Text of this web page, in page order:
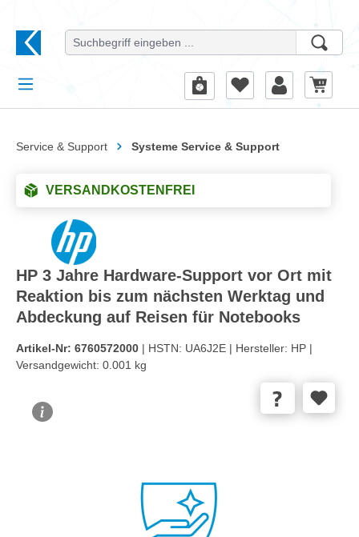
Service & Support Systeme Service & Support
VERSANDKOSTENFREI
HP 3 Jahre Hardware-Support vor Ort mit
Reaktion bis zum nächsten Werktag und
Abdeckung auf Reisen für Notebooks
Artikel-Nr: 6760572000 | HSTN: UA6J2E | Hersteller: HP |
Versandgewicht: 0.001 kg